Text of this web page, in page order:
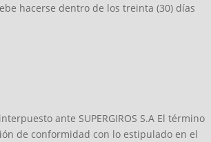
hacerse dentro de los treinta (30) días
ante SUPERGIROS S.A El término
de conformidad con lo estipulado en el